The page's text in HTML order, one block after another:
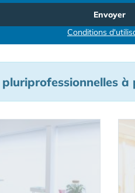
Envoyer
Conditions
à